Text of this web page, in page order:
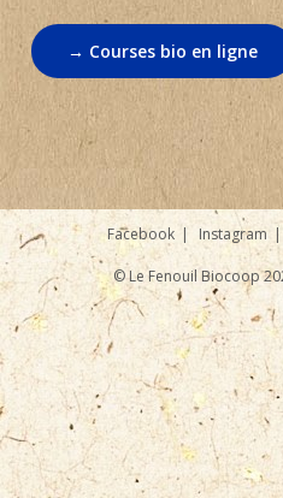
→ Courses bio en ligne
Facebook Instagram
© Le Fenouil Biocoop